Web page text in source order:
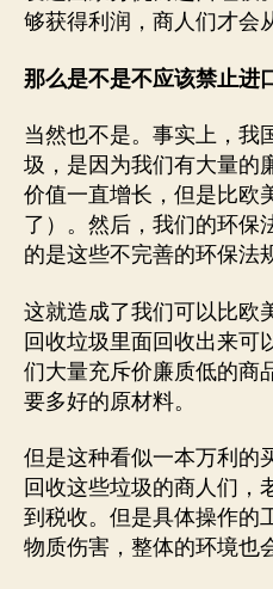
够获得利润，商人们才会
那么是不是不应该禁止进
当然也不是。事实上，我
圾，是因为我们有大量的
价值一直增长，但是比欧
了）。然后，我们的环保
的是这些不完善的环保法
这就造成了我们可以比欧
回收垃圾里面回收出来可
们大量充斥价廉质低的商
要多好的原材料。
但是这种看似一本万利的
回收这些垃圾的商人们，
到税收。但是具体操作的
物质伤害，整体的环境也